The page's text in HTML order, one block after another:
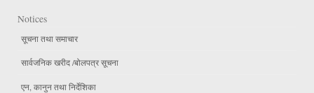
Notices
सूचना तथा समाचार
सार्वजनिक खरीद /बोलपत्र सूचना
एन, कानुन तथा निर्देशिका